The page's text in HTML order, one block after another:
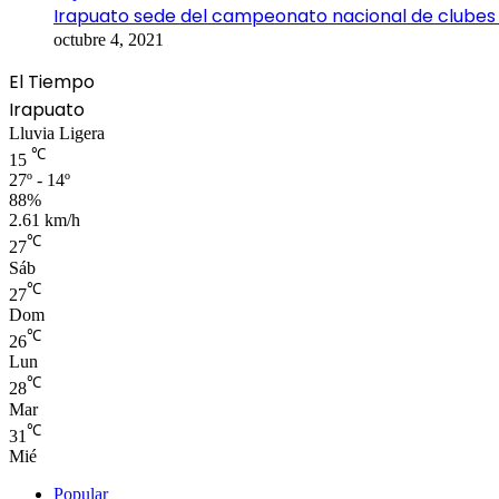
Irapuato sede del campeonato nacional de clubes
octubre 4, 2021
El Tiempo
Irapuato
Lluvia Ligera
15 ℃
27º - 14º
88%
2.61 km/h
27℃
Sáb
27℃
Dom
26℃
Lun
28℃
Mar
31 ℃
Mié
Popular